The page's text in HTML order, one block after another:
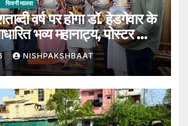
सिवनी मालवा
वर्ष पर होगा डॉ. हेडगेवार के
भव्य महानाट्य, पोस्टर का
NISHPAKSHBAAT